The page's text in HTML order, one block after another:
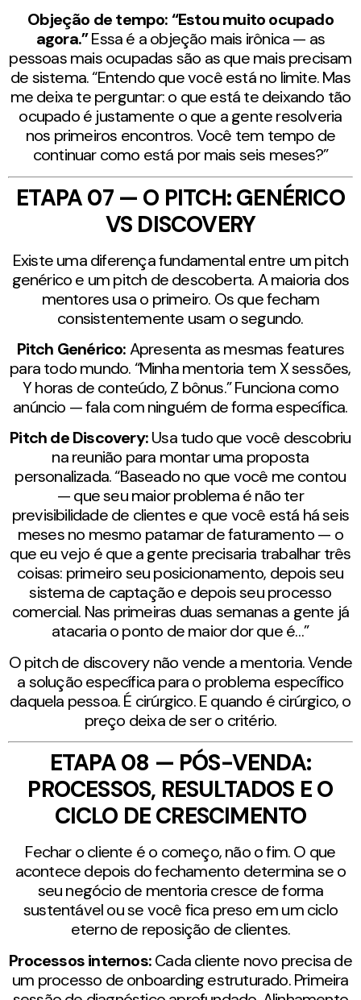
Objeção de tempo: “Estou muito ocupado
agora.”Essa é a objeção mais irônica — as
pessoas mais ocupadas são as que mais precisam
de sistema. “Entendo que você está no limite. Mas
me deixa te perguntar: o que está te deixando tão
ocupado é justamente o que a gente resolveria
nos primeiros encontros. Você tem tempo de
continuar como está por mais seis meses?”
ETAPA 07 — O PITCH: GENÉRICO
VS DISCOVERY
Existe uma diferença fundamental entre um pitch
genérico e um pitch de descoberta. A maioria dos
mentores usa o primeiro. Os que fecham
consistentemente usam o segundo.
Pitch Genérico:Apresenta as mesmas features
para todo mundo. “Minha mentoria tem X sessões,
Y horas de conteúdo, Z bônus.” Funciona como
anúncio — fala com ninguém de forma específica.
Pitch de Discovery:Usa tudo que você descobriu
na reunião para montar uma proposta
personalizada. “Baseado no que você me contou
— que seu maior problema é não ter
previsibilidade de clientes e que você está há seis
meses no mesmo patamar de faturamento — o
que eu vejo é que a gente precisaria trabalhar três
coisas: primeiro seu posicionamento, depois seu
sistema de captação e depois seu processo
comercial. Nas primeiras duas semanas a gente já
atacaria o ponto de maior dor que é…”
O pitch de discovery não vende a mentoria. Vende
a solução específica para o problema específico
daquela pessoa. É cirúrgico. E quando é cirúrgico, o
preço deixa de ser o critério.
ETAPA 08 — PÓS-VENDA:
PROCESSOS, RESULTADOS E O
CICLO DE CRESCIMENTO
Fechar o cliente é o começo, não o fim. O que
acontece depois do fechamento determina se o
seu negócio de mentoria cresce de forma
sustentável ou se você fica preso em um ciclo
eterno de reposição de clientes.
Processos internos:Cada cliente novo precisa de
um processo de onboarding estruturado. Primeira